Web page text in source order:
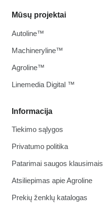
Informacija
Tiekimo sąlygos
Privatumo politika
Patarimai saugos klausimais
Atsiliepimas apie Agroline
Prekių ženklų katalogas
Mūsų projektai
Autoline™
Machineryline™
Agroline™
Linemedia Digital ™